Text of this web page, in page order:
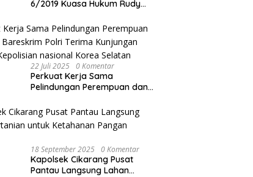
6/2019 Kuasa Hukum Rudy
Bandung Kota .
22 Juli 2025 0 Komentar
Perkuat Kerja Sama
Pelindungan Perempuan dan
Kunjungan Delegasi Kepolisian
nasional Korea Selatan
18 September 2025 0 Komentar
Kapolsek Cikarang Pusat
Pantau Langsung Lahan